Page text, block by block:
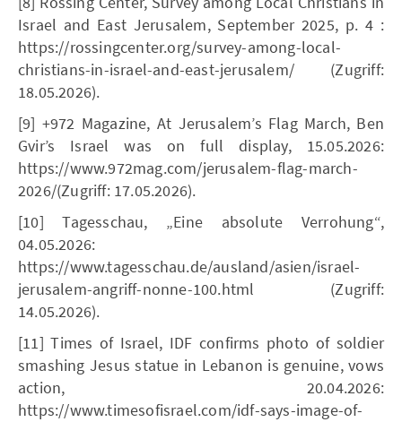
Israel and East Jerusalem, September 2025, p. 4 :
https://rossingcenter.org/survey-among-local-
christians-in-israel-and-east-jerusalem/ (Zugriff:
18.05.2026).
[9] +972 Magazine, At Jerusalem’s Flag March, Ben
Gvir’s Israel was on full display, 15.05.2026:
https://www.972mag.com/jerusalem-flag-march-
2026/(Zugriff: 17.05.2026).
[10] Tagesschau, „Eine absolute Verrohung“,
04.05.2026:
https://www.tagesschau.de/ausland/asien/israel-
jerusalem-angriff-nonne-100.html (Zugriff:
14.05.2026).
[11] Times of Israel, IDF confirms photo of soldier
smashing Jesus statue in Lebanon is genuine, vows
action, 20.04.2026:
https://www.timesofisrael.com/idf-says-image-of-